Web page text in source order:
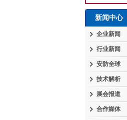
新闻中心
企业新闻
行业新闻
安防全球
技术解析
展会报道
合作媒体